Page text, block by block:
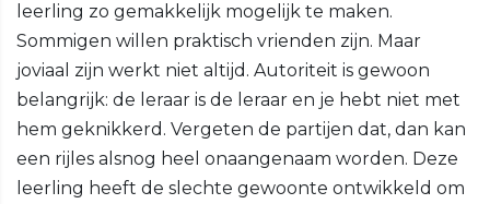
leerling zo gemakkelijk mogelijk te maken.
Sommigen willen praktisch vrienden zijn. Maar
joviaal zijn werkt niet altijd. Autoriteit is gewoon
belangrijk: de leraar is de leraar en je hebt niet met
hem geknikkerd. Vergeten de partijen dat, dan kan
een rijles alsnog heel onaangenaam worden. Deze
leerling heeft de slechte gewoonte ontwikkeld om